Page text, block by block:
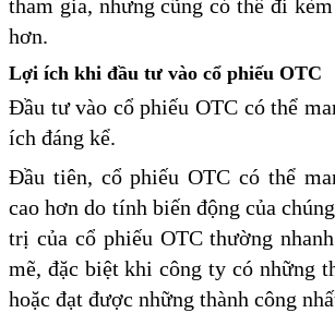
tham gia, nhưng cũng có thể đi
hơn.
Lợi ích khi đầu tư vào cổ phiếu OTC
Đầu tư vào cổ phiếu OTC có thể
ích đáng kể.
Đầu tiên, cổ phiếu OTC có thể
cao hơn do tính biến động của
trị của cổ phiếu OTC thường
mẽ, đặc biệt khi công ty có những
hoặc đạt được những thành công